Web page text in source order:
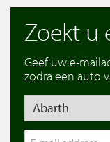
Zoekt u
Geef uw e-
zodra een auto